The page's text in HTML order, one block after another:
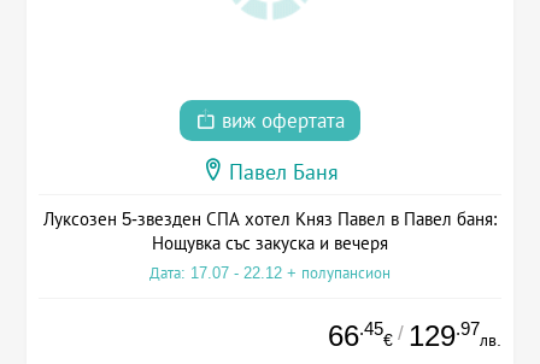
виж офертата
Павел Баня
Луксозен 5-звезден СПА хотел Княз Павел в Павел баня:
Нощувка със закуска и вечеря
Дата: 17.07 - 22.12 + полупансион
66.45
€ / 129.97
лв.